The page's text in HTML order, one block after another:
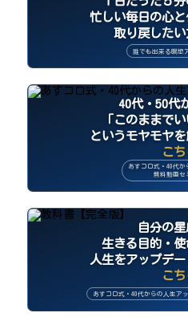
忙しい毎日の心
取り戻したい
誰でも出来る瞑想
40代・50代
「このままで
というモヤモヤ
こち
あすコロ式・40代か
無料動画セ
自分の
生きる目的・使
人生をアップデ
こち
あすコロ式・40代からの人生ア